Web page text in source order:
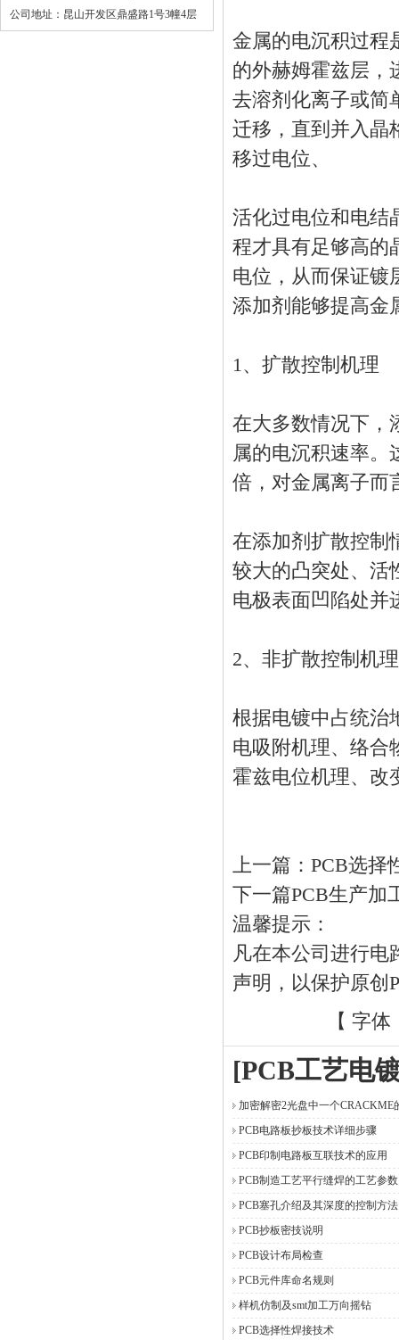
公司地址：昆山开发区鼎盛路1号3幢4层
金属的电沉积过程
的外赫姆霍兹层，
去溶剂化离子或简
迁移，直到并入晶
移过电位、
活化过电位和电结
程才具有足够高的
电位，从而保证镀
添加剂能够提高金
1、扩散控制机理
在大多数情况下，
属的电沉积速率。
倍，对金属离子而
在添加剂扩散控制
较大的凸突处、活
电极表面凹陷处并
2、非扩散控制机理
根据电镀中占统治
电吸附机理、络合
霍兹电位机理、改
上一篇： PCB选择
下一篇PCB生产加
温馨提示：
凡在本公司进行电
声明，以保护原创
【 字体
[PCB工艺电
加密解密2光盘中一个CRACKME
PCB电路板抄板技术详细步骤
PCB印制电路板互联技术的应用
PCB制造工艺平行缝焊的工艺参数
PCB塞孔介绍及其深度的控制方法
PCB抄板密技说明
PCB设计布局检查
PCB元件库命名规则
样机仿制及smt加工万向摇钻
PCB选择性焊接技术